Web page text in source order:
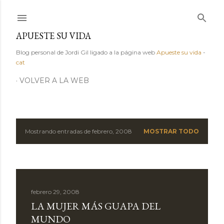
APUESTE SU VIDA
Blog personal de Jordi Gil ligado a la página web Apueste su vida -
cat
VOLVER A LA WEB
EMostrando entradas de febrero, 2008 MOSTRAR TODO
febrero 29, 2008
LA MUJER MÁS GUAPA DEL
MUNDO